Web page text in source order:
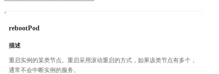
rebootPod
描述
重启实例的某类节点。重启采用滚动重启的方式，如果该类节点有多个，
通常不会中断实例的服务。